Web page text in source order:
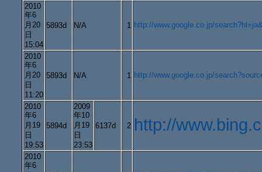
2010
年6
月20
日
15:04
5893d N/A 1 http://www.google.co.jp/
2010
年6
月20
日
11:20
5893d N/A 1 http://www.google.co.jp/
2010
年6
月19
日
19:53
5894d
2009
年10
月19
日
23:53
6137d 2 http://
2010
年6